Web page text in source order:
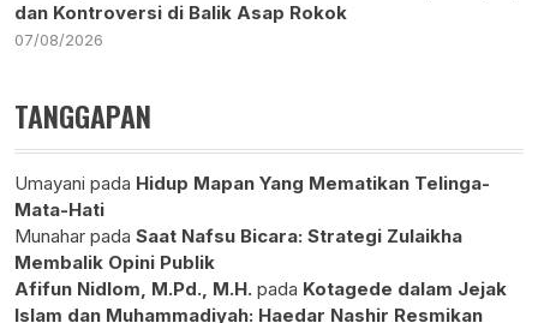
dan Kontroversi di Balik Asap Rokok
07/08/2026
TANGGAPAN
Umayani pada Hidup Mapan Yang Mematikan Telinga-
Mata-Hati
Munahar pada Saat Nafsu Bicara: Strategi Zulaikha
Membalik Opini Publik
Afifun Nidlom, M.Pd., M.H. pada Kotagede dalam Jejak
Islam dan Muhammadiyah: Haedar Nashir Resmikan